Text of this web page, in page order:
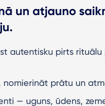
un atjauno
autentisku pirts
prātu un
— uguns, ūdens,